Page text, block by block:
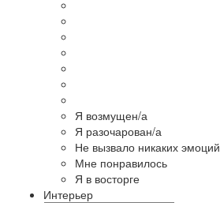
Я возмущен/а
Я разочарован/а
Не вызвало никаких эмоций
Мне понравилось
Я в восторге
Интерьер